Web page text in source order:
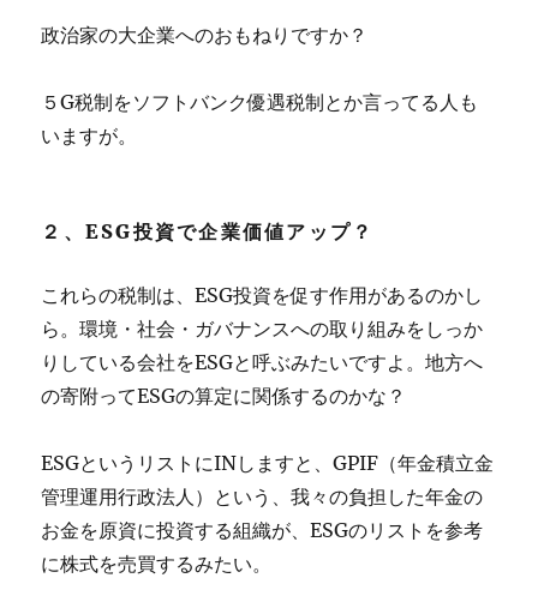
政治家の大企業へのおもねりですか？
５G税制をソフトバンク優遇税制とか言ってる人も
いますが。
２、ESG投資で企業価値アップ？
これらの税制は、ESG投資を促す作用があるのかし
ら。環境・社会・ガバナンスへの取り組みをしっか
りしている会社をESGと呼ぶみたいですよ。地方へ
の寄附ってESGの算定に関係するのかな？
ESGというリストにINしますと、GPIF（年金積立金
管理運用行政法人）という、我々の負担した年金の
お金を原資に投資する組織が、ESGのリストを参考
に株式を売買するみたい。